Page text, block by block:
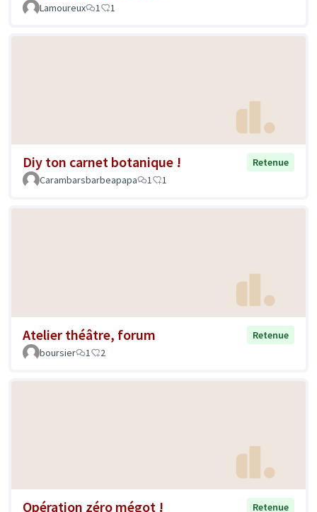
Lamoureux 1 1
Diy ton carnet botanique !
Retenue
Carambarsbarbeapapa
1 1
Atelier théâtre, forum
Retenue
boursier
1 2
Opération zéro mégot ! Retenue